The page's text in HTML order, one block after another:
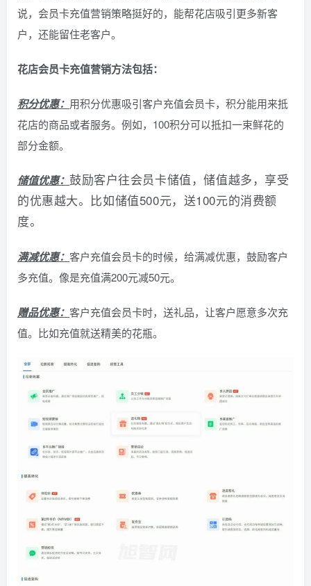
说，会员卡充值营销策略挺好的，能帮花店吸引更多新客
户，还能留住老客户。
花店会员卡充值营销方法包括：
积分优惠： 用积分优惠吸引客户充值会员卡，积分能用来抵
花店的商品或者服务。例如，100积分可以抵扣一束鲜花的
部分金额。
储值优惠： 鼓励客户往会员卡储值，储值越多，享受
的优惠越大。比如储值500元，送100元的消费额
度。
满减优惠： 客户充值会员卡的时候，给满减优惠，鼓励客户
多充值。像是充值满200元减50元。
赠品优惠： 客户充值会员卡时，送礼品，让客户愿意多次充
值。比如充值就送精美的花瓶。